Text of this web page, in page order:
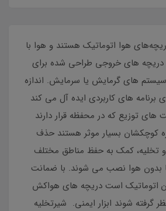
هوا اتوماتیک هستند و هوا با
دریچه های خروجی طراحی شده برای
های گرمایش یا سرمایش. اندازه
برنامه های کاربردی ایده آل می کند
های توزیع که در محفظه قرار دارند
کوچکشان بسیار موثر هستند حذف
و تخلیه، کمک به حفظ مناطق مختلف
بدون هوا نصب می شوند. با ضمانت
اتوماتیک است دریچه های هواکش
گرفته شوند ابزار ایمنی. شیرتخلیه